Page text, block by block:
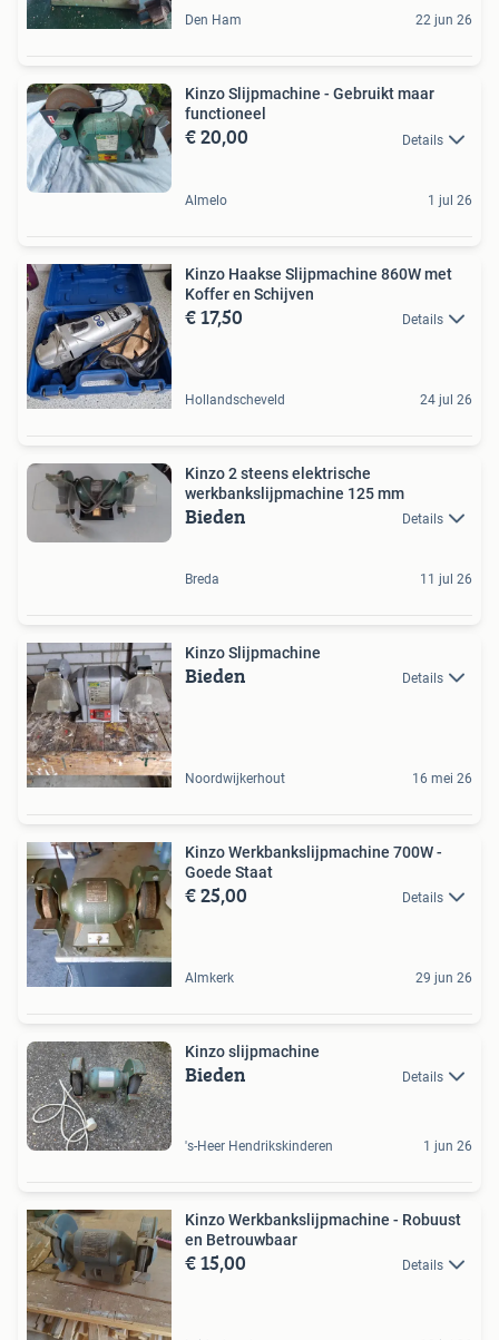
Den Ham 22 jun 26
Kinzo Slijpmachine - Gebruikt maar
functioneel
€ 20,00 Details
Almelo 1 jul 26
Kinzo Haakse Slijpmachine 860W met
Koffer en Schijven
€ 17,50 Details
Hollandscheveld 24 jul 26
Kinzo 2 steens elektrische
werkbankslijpmachine 125 mm
Bieden Details
Breda 11 jul 26
Kinzo Slijpmachine
Bieden Details
Noordwijkerhout 16 mei 26
Kinzo Werkbankslijpmachine 700W -
Goede Staat
€ 25,00 Details
Almkerk 29 jun 26
Kinzo slijpmachine
Bieden Details
's-Heer Hendrikskinderen 1 jun 26
Kinzo Werkbankslijpmachine - Robuust
en Betrouwbaar
€ 15,00 Details